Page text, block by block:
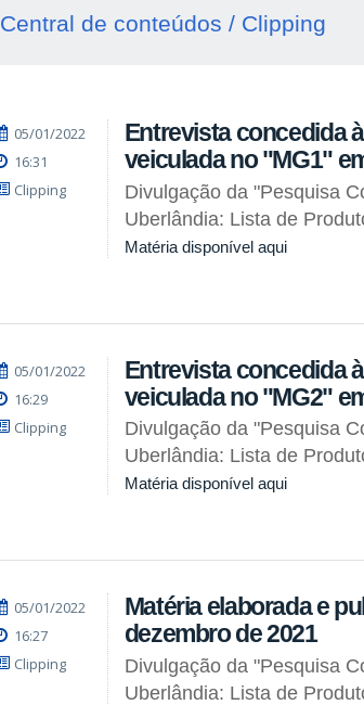
Central de conteúdos / Clipping
05/01/2022
16:31
Clipping
Entrevista concedida
veiculada no "MG1"
Divulgação da "Pesquisa
Uberlândia: Lista de
Matéria disponível aqui
05/01/2022
16:29
Clipping
Entrevista concedida
veiculada no "MG2"
Divulgação da "Pesquisa
Uberlândia: Lista de
Matéria disponível aqui
05/01/2022
16:27
Clipping
Matéria elaborada e
dezembro de 2021
Divulgação da "Pesquisa
Uberlândia: Lista de